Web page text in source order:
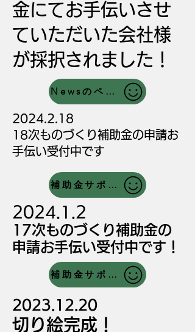
金にてお手伝いさせ
ていただいた会社様
が採択されました！
Newsのページへ
2024.2.18
18次ものづくり補助金の申請お
手伝い受付中です
補助金サポートのページへ
2024.1.2
17次ものづくり補助金の
申請お手伝い受付中です！
補助金サポートのページへ
2023.12.20
切り絵完成！